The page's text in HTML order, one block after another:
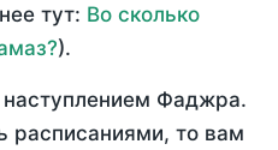
тут: Во сколько
).
наступлением Фаджра.
расписаниями, то вам